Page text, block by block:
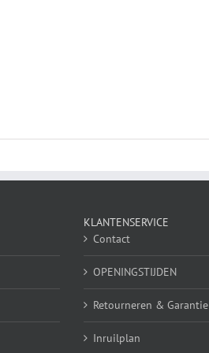
KLANTENSERVICE
Contact
OPENINGSTIJDEN
Retourneren & Garantie
Inruilplan